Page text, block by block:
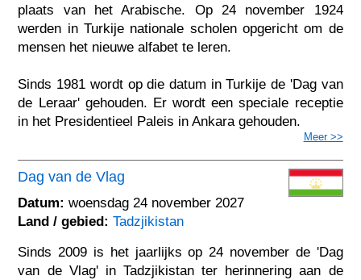
plaats van het Arabische. Op 24 november 1924
werden in Turkije nationale scholen opgericht om de
mensen het nieuwe alfabet te leren.
Sinds 1981 wordt op die datum in Turkije de 'Dag van
de Leraar' gehouden. Er wordt een speciale receptie
in het Presidentieel Paleis in Ankara gehouden.
Meer >>
Dag van de Vlag
Datum: woensdag 24 november 2027
Land / gebied: Tadzjikistan
Sinds 2009 is het jaarlijks op 24 november de 'Dag
van de Vlag' in Tadzjikistan ter herinnering aan de